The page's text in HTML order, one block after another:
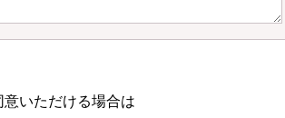
いただける場合は